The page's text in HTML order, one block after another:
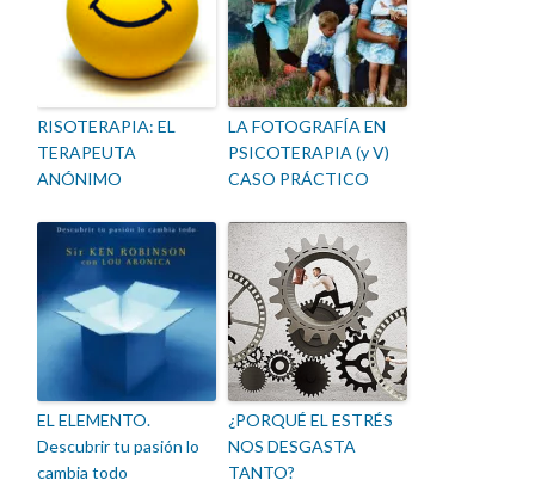
RISOTERAPIA: EL
TERAPEUTA
ANÓNIMO
LA FOTOGRAFÍA EN
PSICOTERAPIA (y V)
CASO PRÁCTICO
EL ELEMENTO.
Descubrir tu pasión lo
cambia todo
¿PORQUÉ EL ESTRÉS
NOS DESGASTA
TANTO?